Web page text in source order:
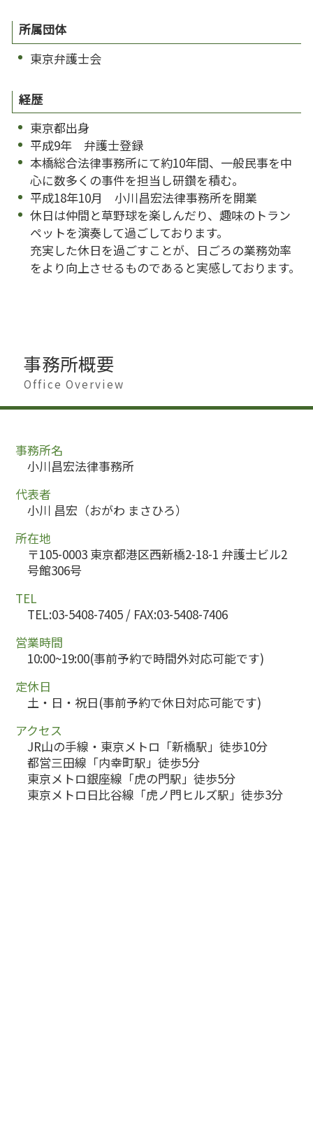
所属団体
東京弁護士会
経歴
東京都出身
平成9年 弁護士登録
本橋総合法律事務所にて約10年間、一般民事を中
心に数多くの事件を担当し研鑽を積む。
平成18年10月 小川昌宏法律事務所を開業
休日は仲間と草野球を楽しんだり、趣味のトラン
ペットを演奏して過ごしております。
充実した休日を過ごすことが、日ごろの業務効率
をより向上させるものであると実感しております。
事務所概要
Office Overview
事務所名
小川昌宏法律事務所
代表者
小川 昌宏（おがわ まさひろ）
所在地
〒105-0003 東京都港区西新橋2-18-1 弁護士ビル2
号館306号
TEL
TEL:03-5408-7405 / FAX:03-5408-7406
営業時間
10:00~19:00(事前予約で時間外対応可能です)
定休日
土・日・祝日(事前予約で休日対応可能です)
アクセス
JR山の手線・東京メトロ「新橋駅」徒歩10分
都営三田線「内幸町駅」徒歩5分
東京メトロ銀座線「虎の門駅」徒歩5分
東京メトロ日比谷線「虎ノ門ヒルズ駅」徒歩3分